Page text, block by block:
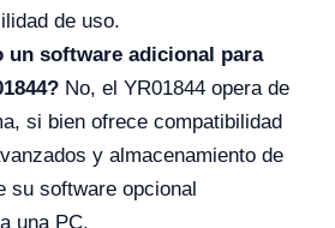
de uso.
un software adicional para
No, el YR01844 opera de
si bien ofrece compatibilidad
y almacenamiento de
su software opcional
una PC.